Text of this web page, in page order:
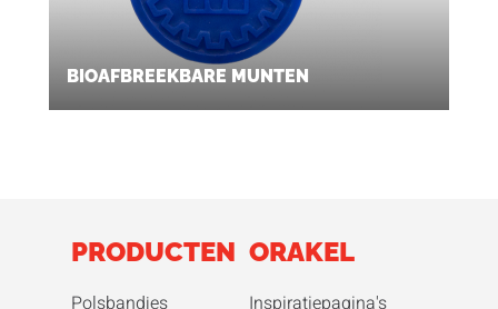
BIOAFBREEKBARE MUNTEN
PRODUCTEN
Polsbandjes
ORAKEL
Inspiratiepagina's